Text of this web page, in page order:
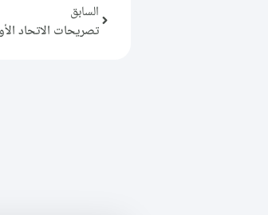
السابق
تصريحات الاتحاد